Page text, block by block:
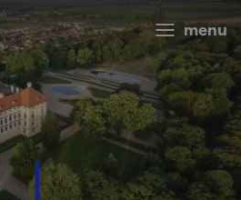
menu